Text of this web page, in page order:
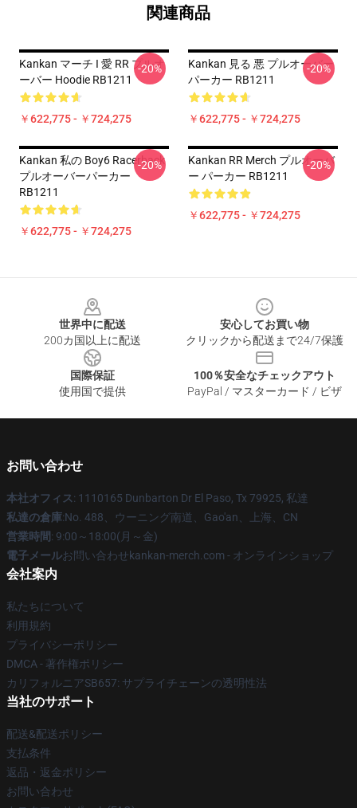
関連商品
Kankan マーチ I 愛 RR プルオ
ーバー Hoodie RB1211
￥622,775 - ￥724,275
-20%
Kankan 見る 悪 プルオーバー
パーカー RB1211
￥622,775 - ￥724,275
-20%
Kankan 私の Boy6 Racerback
プルオーバーパーカー
RB1211
￥622,775 - ￥724,275
-20%
Kankan RR Merch プルオーバ
ー パーカー RB1211
￥622,775 - ￥724,275
-20%
世界中に配送
200カ国以上に配送
安心してお買い物
クリックから配送まで24/7保護
国際保証
使用国で提供
100％安全なチェックアウト
PayPal / マスターカード / ビザ
お問い合わせ
本社オフィス: 1110165 Dunbarton Dr El Paso, Tx 79925, 私達
私達の倉庫:No. 488、ウーニング南道、Gao'an、上海、CN
営業時間: 9:00～18:00(月～金)
電子メールお問い合わせkankan-merch.com - オンラインショップ
会社案内
私たちについて
利用規約
プライバシーポリシー
DMCA - 著作権ポリシー
カリフォルニアSB657: サプライチェーンの透明性法
当社のサポート
配送&配送ポリシー
支払条件
返品・返金ポリシー
お問い合わせ